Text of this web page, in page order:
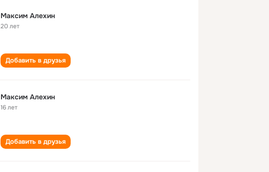
Максим Алехин
20 лет
Добавить в друзья
Максим Алехин
16 лет
Добавить в друзья